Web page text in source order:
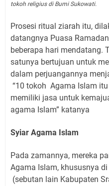
tokoh religius di Bumi Sukowati.
Prosesi ritual ziarah itu,
datangnya Puasa
beberapa hari mendatang.
satunya bertujuan untuk
dalam perjuangannya
“10 tokoh Agama Islam
memiliki jasa untuk
agama Islam” katanya
Syiar Agama Islam
Pada zamannya, mereka
Agama Islam, khususnya
(sebutan lain Kabupaten